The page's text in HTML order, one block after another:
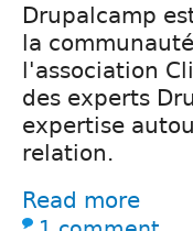
Drupalcamp
la
l'association
des experts
expertise
relation.
Read more